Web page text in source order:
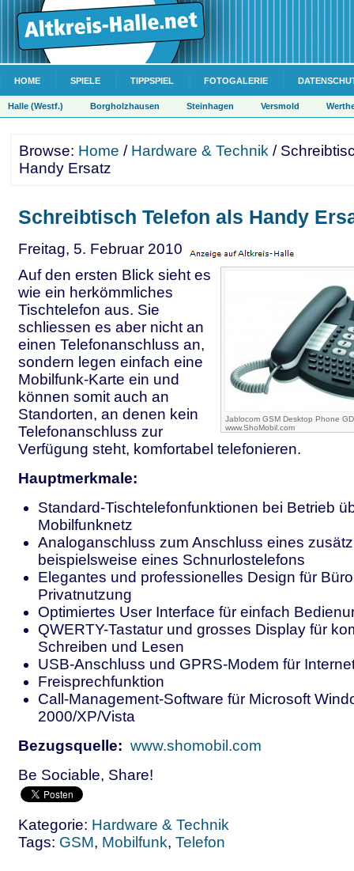
HOME SPIELE TIPPSPIEL FOTOGALERIE
Halle (Westf.) Borgholzhausen Steinhagen Versmold
Browse: Home / Hardware & Technik /
Handy Ersatz
Schreibtisch Telefon als Handy
Freitag, 5. Februar 2010
Jablocom GSM Desktop Phone
www.ShoMobil.com
Auf den ersten Blick sieht es
wie ein herkömmliches
Tischtelefon aus. Sie
schliessen es aber nicht an
einen Telefonanschluss an,
sondern legen einfach eine
Mobilfunk-Karte ein und
können somit auch an
Standorten, an denen kein
Telefonanschluss zur
Verfügung steht, komfortabel telefonieren.
Hauptmerkmale:
Standard-Tischtelefonfunktionen bei Betrieb
Mobilfunknetz
Analoganschluss zum Anschluss eines
beispielsweise eines Schnurlostelefons
Elegantes und professionelles Design für
Privatnutzung
Optimiertes User Interface für einfach
QWERTY-Tastatur und grosses Display für
Schreiben und Lesen
USB-Anschluss und GPRS-Modem für
Freisprechfunktion
Call-Management-Software für Microsoft
2000/XP/Vista
Bezugsquelle: www.shomobil.com
Be Sociable, Share!
Kategorie: Hardware & Technik
Tags: GSM, Mobilfunk, Telefon